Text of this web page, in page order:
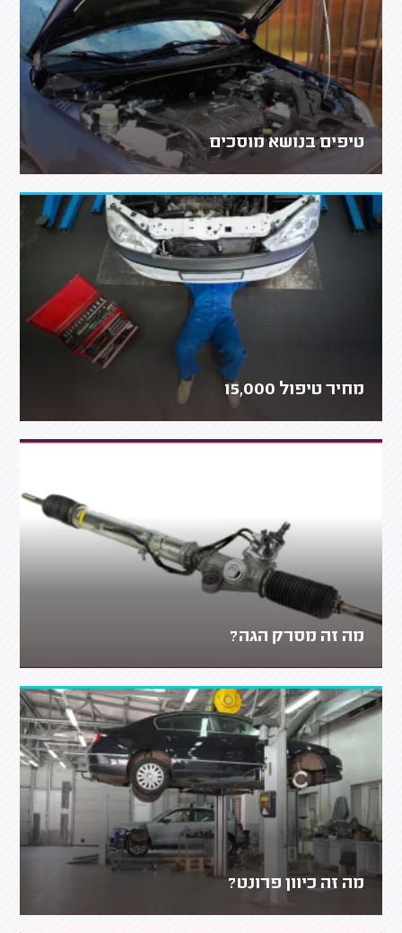
טיפים בנושא מוסכים
מחיר טיפול 15,000
מה זה מסרק הגה?
מה זה כיוון פרונט?